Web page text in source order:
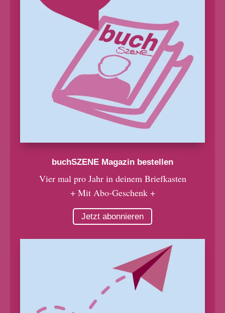
buchSZENE Magazin bestellen
Vier mal pro Jahr in deinem Briefkasten
+ Mit Abo-Geschenk +
Jetzt abonnieren